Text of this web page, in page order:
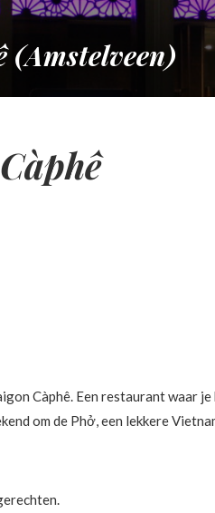
(Amstelveen)
Càphê. Een restaurant waar
om de Phở, een lekkere